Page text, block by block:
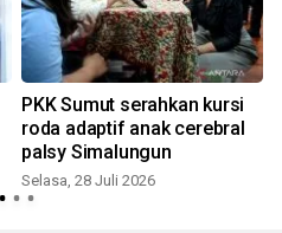
PKK Sumut serahkan kursi
roda adaptif anak cerebral
palsy Simalungun
Selasa, 28 Juli 2026